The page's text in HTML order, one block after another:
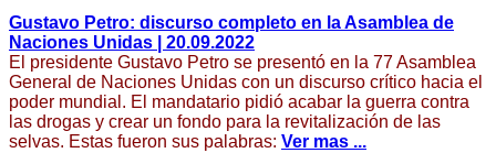
Gustavo Petro: discurso completo en la Asamblea de
Naciones Unidas | 20.09.2022
El presidente Gustavo Petro se presentó en la 77 Asamblea
General de Naciones Unidas con un discurso crítico hacia el
poder mundial. El mandatario pidió acabar la guerra contra
las drogas y crear un fondo para la revitalización de las
selvas. Estas fueron sus palabras: Ver mas ...